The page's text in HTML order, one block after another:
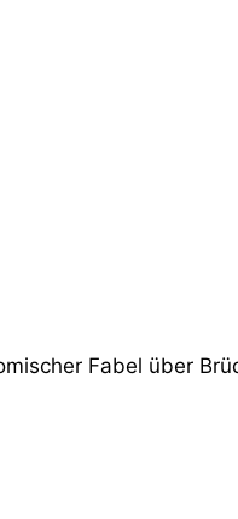
Fabel über